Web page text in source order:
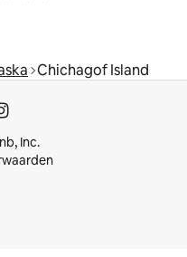
Chichagof Island
Inc.